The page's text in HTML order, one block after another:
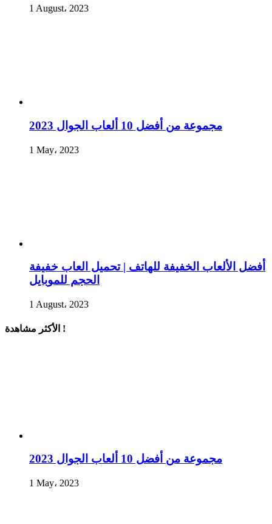
1 August، 2023
مجموعة من أفضل 10 ألعاب الجوال 2023
1 May، 2023
أفضل الألعاب الخفيفة للهاتف | تحميل العاب خفيفة
الحجم للموبايل
1 August، 2023
الأكثر مشاهدة !
مجموعة من أفضل 10 ألعاب الجوال 2023
1 May، 2023